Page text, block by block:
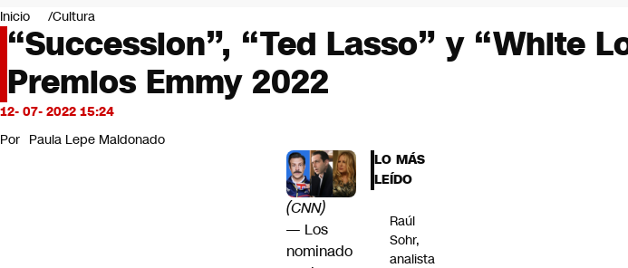
Mundo
Negocios
Deportes
Programas completos
Cultura
Servicios
Bits
CNN Data
Inicio Cultura
“Succession”, “Ted Lasso” y “White
Premios Emmy 2022
12- 07- 2022 15:24
Por Paula Lepe Maldonado
(CNN)
— Los
nominado
LO MÁS
LEÍDO
Raúl
Sohr,
analista